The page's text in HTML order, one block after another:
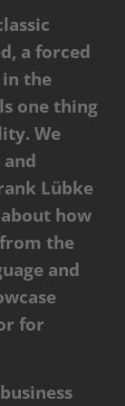
a forced
the
one thing
We
Lübke
how
the
and
for